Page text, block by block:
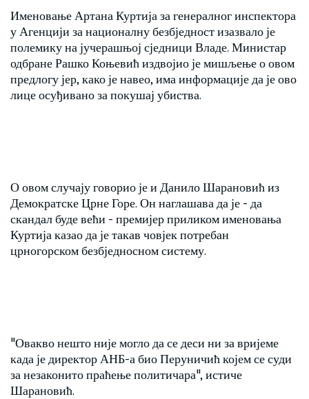
Именовање Артана Куртија за генералног инспектора
у Агенцији за националну безбједност изазвало је
полемику на јучерашњој сједници Владе. Министар
одбране Рашко Коњевић издвојио је мишљење о овом
предлогу јер, како је навео, има информације да је ово
лице осуђивано за покушај убиства.
О овом случају говорио је и Данило Шарановић из
Демократске Црне Горе. Он наглашава да је - да
скандал буде већи - премијер приликом именовања
Куртија казао да је такав човјек потребан
црногорском безбједносном систему.
"Овакво нешто није могло да се деси ни за вријеме
када је директор АНБ-а био Перуничић којем се суди
за незаконито праћење политичара", истиче
Шарановић.